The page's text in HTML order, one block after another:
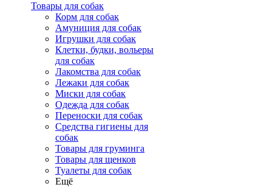
Товары для собак
Корм для собак
Амуниция для собак
Игрушки для собак
Клетки, будки, вольеры
для собак
Лакомства для собак
Лежаки для собак
Миски для собак
Одежда для собак
Переноски для собак
Средства гигиены для
собак
Товары для груминга
Товары для щенков
Туалеты для собак
Ещё